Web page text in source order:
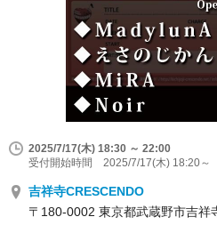
2025/7/17(木) 18:30 ～ 22:00
受付開始時間 2025/7/17(木) 18:20～
吉祥寺CRESCENDO
〒180-0002 東京都武蔵野市吉祥